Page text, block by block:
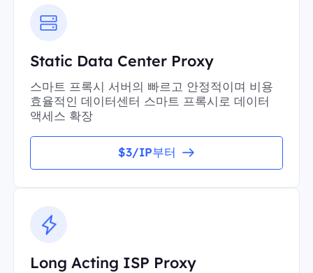
Static Data Center Proxy
스마트 프록시 서버의 빠르고 안정적이며 비용
효율적인 데이터센터 스마트 프록시로 데이터
액세스 확장
$3/IP부터
Long Acting ISP Proxy